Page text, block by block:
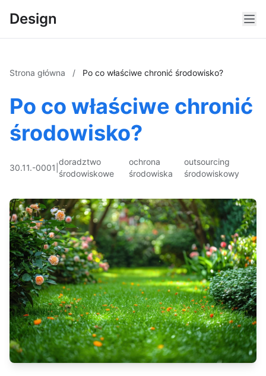
Design
Strona główna / Po co właściwe chronić środowisko?
Po co właściwe chronić
środowisko?
30.11.-0001
doradztwo
środowiskowe
ochrona
środowiska
outsourcing
środowiskowy